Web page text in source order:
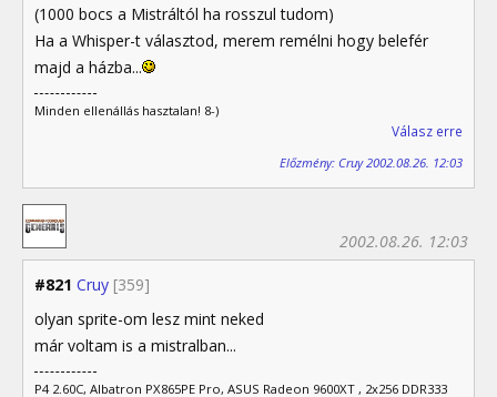
(1000 bocs a Mistráltól ha rosszul tudom)
Ha a Whisper-t választod, merem remélni hogy belefér
majd a házba...
Minden ellenállás hasztalan! 8-)
Válasz erre
Előzmény: Cruy 2002.08.26. 12:03
#821 Cruy [359]
2002.08.26. 12:03
olyan sprite-om lesz mint neked
már voltam is a mistralban...
P4 2.60C, Albatron PX865PE Pro, ASUS Radeon 9600XT , 2x256 DDR333